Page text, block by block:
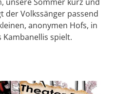
der Volkssänger passend
anonymen Hofs, in
Kambanellis spielt.